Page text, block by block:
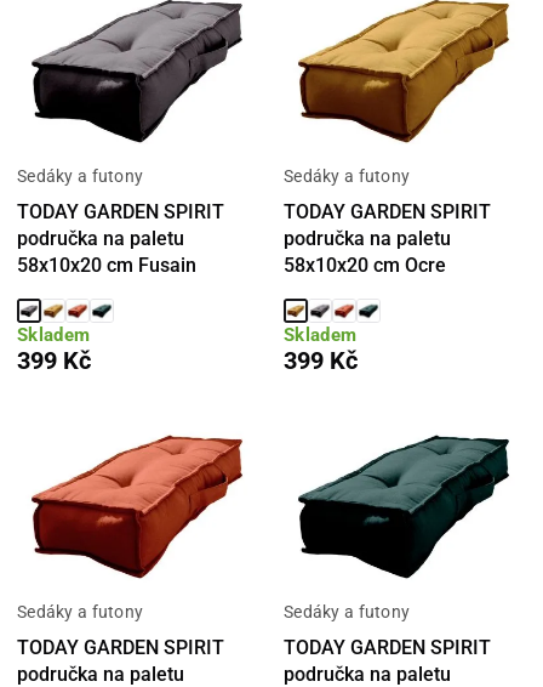
Sedáky a futony
TODAY GARDEN SPIRIT
područka na paletu
58x10x20 cm Fusain
Skladem
399 Kč
Sedáky a futony
TODAY GARDEN SPIRIT
područka na paletu
58x10x20 cm Ocre
Skladem
399 Kč
Sedáky a futony
TODAY GARDEN SPIRIT
područka na paletu
Sedáky a futony
TODAY GARDEN SPIRIT
područka na paletu